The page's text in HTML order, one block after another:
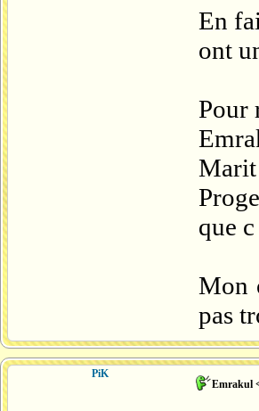
En
ont
Pour
Marit
que
Mon
pas
PiK
Emrakul